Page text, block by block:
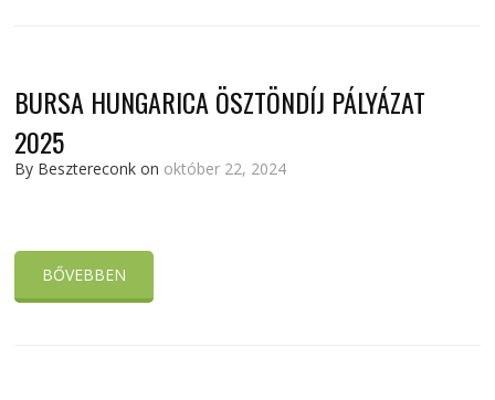
BURSA HUNGARICA ÖSZTÖNDÍJ PÁLYÁZAT
2025
By Besztereconk on október 22, 2024
BŐVEBBEN